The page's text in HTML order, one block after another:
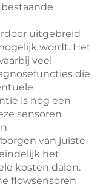
uitgebreid
wordt. Het
veel
die
is nog een
sensoren
van juiste
het
kosten dalen.
flowsensoren